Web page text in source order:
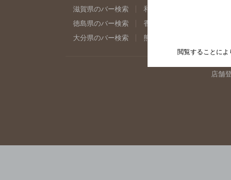
滋賀県のバー検索
和歌山県のバー検索
徳島県のバー検索
香川県のバー検索
大分県のバー検索
熊本県のバー検索
店舗
閲覧することによ